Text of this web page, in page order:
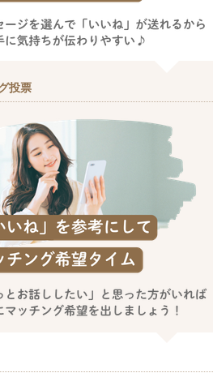
投票